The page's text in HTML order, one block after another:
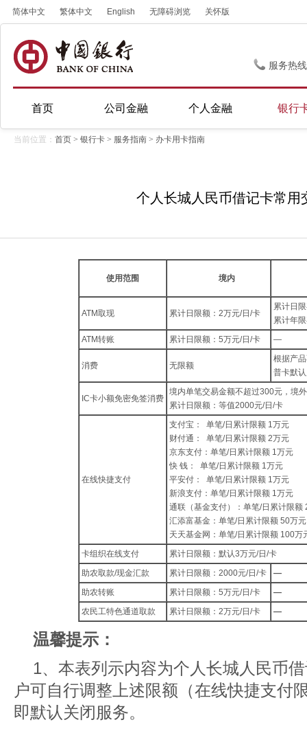
简体中文 繁体中文 English 无障碍浏览 关怀版
服务热
首页 公司金融 个人金融 银行
当前位置： 首页 > 银行卡 > 服务指南 > 办卡用卡指南
个人长城人民币借记卡常用
使用范围 境内
ATM取现 累计日限额：2万元/日/卡
累计日
累计年
ATM转账
累计日限额：5万元/日/卡 —
消费 无限额
根据产
普卡默
IC卡小额免密免签消费
境内单笔交易金额不超过300元，境
累计日限额：等值2000元/日/卡
在线快捷支付
支付宝： 单笔/日累计限额 1万元
财付通： 单笔/日累计限额 2万元
京东支付：单笔/日累计限额 1万元
快 钱： 单笔/日累计限额 1万元
平安付： 单笔/日累计限额 1万元
新浪支付：单笔/日累计限额 1万元
通联（基金支付）：单笔/日累计限额
汇添富基金：单笔/日累计限额 50万元
天天基金网：单笔/日累计限额 100万
卡组织在线支付
累计日限额：默认3万元/日/卡
助农取款/现金汇款
累计日限额：2000元/日/卡
—
助农转账
累计日限额：5万元/日/卡
—
农民工特色通道取款
累计日限额：2万元/日/卡 —
温馨提示：
1、本表列示内容为个人长城人民币
户可自行调整上述限额（在线快捷支付
即默认关闭服务。